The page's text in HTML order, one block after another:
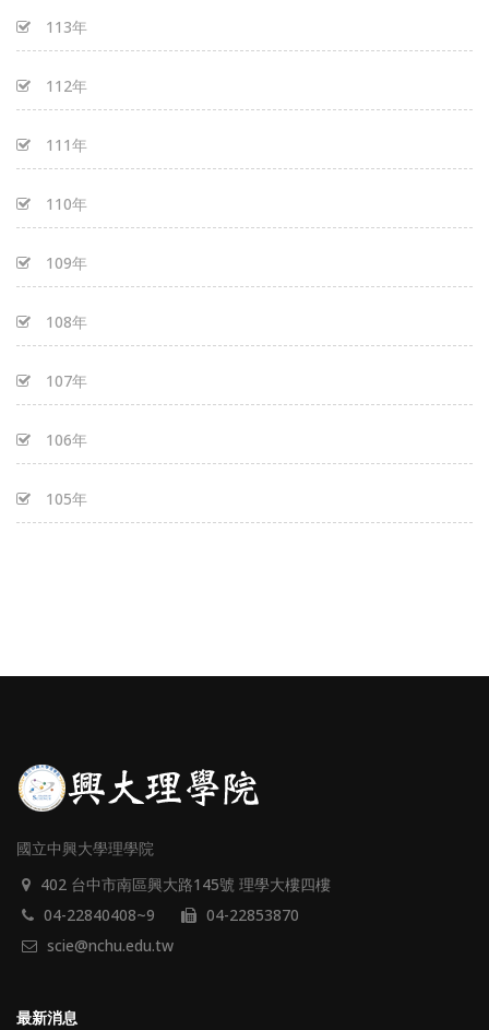
113年
112年
111年
110年
109年
108年
107年
106年
105年
國立中興大學理學院
402 台中市南區興大路145號 理學大樓四樓
04-22840408~9
04-22853870
scie@nchu.edu.tw
最新消息